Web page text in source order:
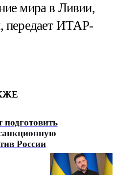
мира в Ливии,
передает ИТАР-
подготовить
России